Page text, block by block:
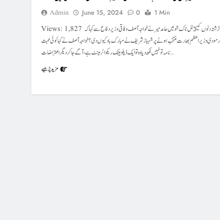
Admin June 15, 2024 0 1 Min
Views: 1,827 گزشتہ دنوں کیپیٹل ٹاک شو میں حامد میر نے خواجہ آصف وفاقی وزیر دفاع سے کہا کہ
مودی وزیر اعظم بھارت منتخب ہونے پر شہباز شریف نے مبارک باد کیوں دی؟خواجہ آصف نے کہا کوئی محبت
نامہ تو نہیں لکھ دیا وہ تو ایک ڈپلومیٹک ریکوائرمینٹ ہے، آگے جا کر دیگر اعتراضات…
مزید پڑھیے